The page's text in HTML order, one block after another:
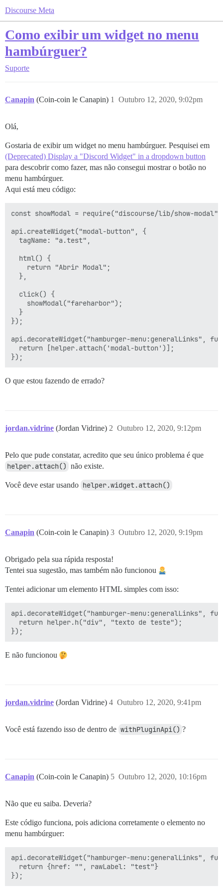
Discourse Meta
Como exibir um widget no menu
hambúrguer?
Suporte
Canapin (Coin-coin le Canapin) Outubro 12, 2020, 9:02pm
1
Olá,
Gostaria de exibir um widget no menu hambúrguer. Pesquisei em
(Deprecated) Display a "Discord Widget" in a dropdown button
para descobrir como fazer, mas não consegui mostrar o botão no
menu hambúrguer.
Aqui está meu código:
const showModal = require("discourse/lib/show-
api.createWidget("modal-button", {
  tagName: "a.test",
  html() {
    return "Abrir Modal";
  },
  click() {
    showModal("fareharbor");
  }
});
api.decorateWidget("hamburger-menu:generalLinks",
  return [helper.attach('modal-button')];
O que estou fazendo de errado?
jordan.vidrine (Jordan Vidrine) Outubro 12, 2020, 9:12pm
2
Pelo que pude constatar, acredito que seu único problema é que
helper.attach() não existe.
Você deve estar usando helper.widget.attach()
Canapin (Coin-coin le Canapin) Outubro 12, 2020, 9:19pm
3
Obrigado pela sua rápida resposta!
Tentei sua sugestão, mas também não funcionou
Tentei adicionar um elemento HTML simples com isso:
api.decorateWidget("hamburger-menu:generalLinks",
  return helper.h("div", "texto de teste");
E não funcionou
jordan.vidrine (Jordan Vidrine) Outubro 12, 2020, 9:41pm
4
Você está fazendo isso de dentro de withPluginApi() ?
Canapin (Coin-coin le Canapin) Outubro 12, 2020, 10:16pm
5
Não que eu saiba. Deveria?
Este código funciona, pois adiciona corretamente o elemento no
menu hambúrguer:
api.decorateWidget("hamburger-menu:generalLinks",
  return {href: "", rawLabel: "test"}